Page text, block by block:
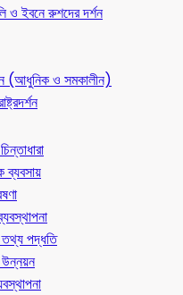
ও ইবনে রুশদের দর্শন
(আধুনিক ও সমকালীন)
ব্যবসায়
তথ্য পদ্ধতি